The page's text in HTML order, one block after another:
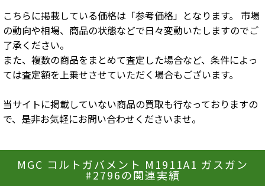
こちらに掲載している価格は「参考価格」となります。 市場
の動向や相場、商品の状態などで日々変動いたしますのでご
了承ください。
また、複数の商品をまとめて査定した場合など、条件によっ
ては査定額を上乗せさせていただく場合もございます。
当サイトに掲載していない商品の買取も行なっておりますの
で、是非お気軽にお問い合わせくださいませ。
MGC コルトガバメント M1911A1 ガスガン
#2796の関連実績